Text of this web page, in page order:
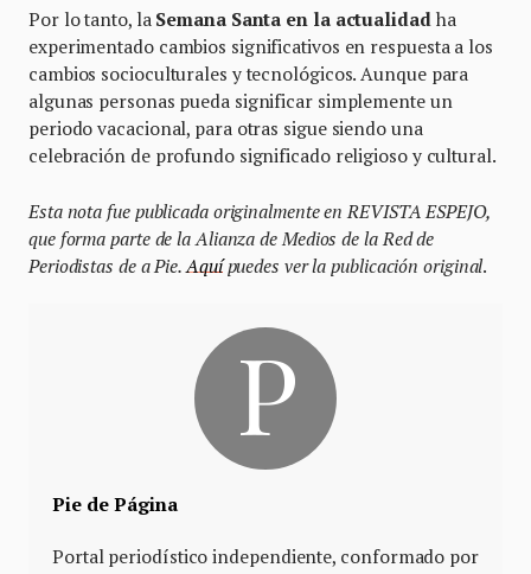
Por lo tanto, la Semana Santa en la actualidad ha
experimentado cambios significativos en respuesta a los
cambios socioculturales y tecnológicos. Aunque para
algunas personas pueda significar simplemente un
periodo vacacional, para otras sigue siendo una
celebración de profundo significado religioso y cultural.
Esta nota fue publicada originalmente en REVISTA ESPEJO,
que forma parte de la Alianza de Medios de la Red de
Periodistas de a Pie. Aquípuedes ver la publicación original.
Pie de Página
Portal periodístico independiente, conformado por